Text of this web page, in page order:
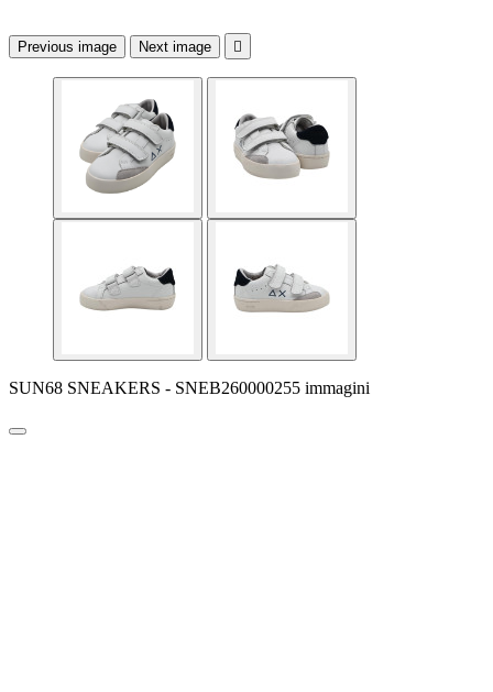
Previous image Next image 
SUN68 SNEAKERS - SNEB260000255 immagini